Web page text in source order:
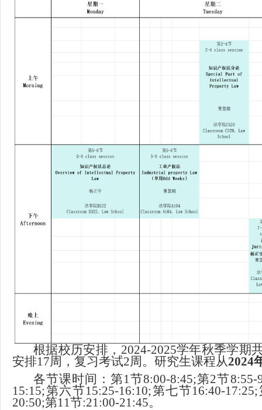
根据校历安排， 2024-2025学年秋季学期
安排17周，复习考试2周。研究生课程从2024
各节课时间：第1节8:00-8:45;第2节8:55-
15:15;第六节15:25-16:10;第七节16:40-
20:50;第11节:21:00-21:45。